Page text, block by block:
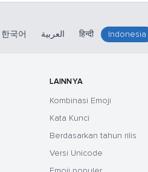
한국어 العربية हिन्दी Indonesia
LAINNYA
Kombinasi Emoji
Kata Kunci
Berdasarkan tahun rilis
Versi Unicode